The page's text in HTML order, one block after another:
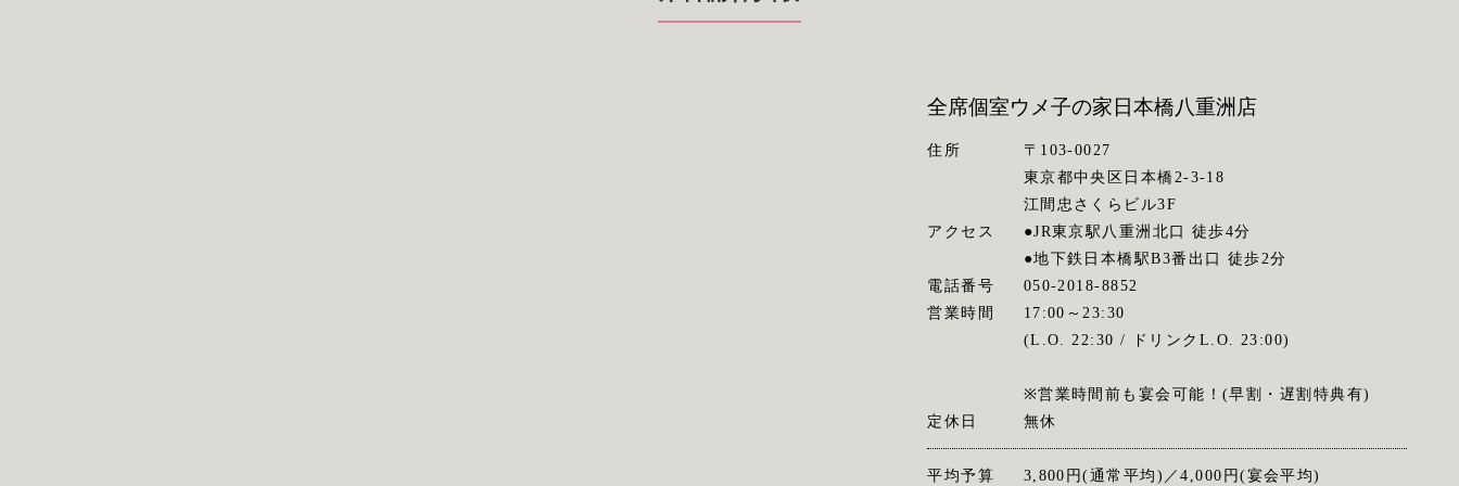
全席個室ウメ子の家 日本橋八重洲店
住所
〒103-0027
東京都中央区日本橋2-3-18
江間忠さくらビル3F
アクセス
●JR東京駅八重洲北口 徒歩4分
●地下鉄日本橋駅B3番出口 徒歩2分
電話番号
050-2018-8852
営業時間
17:00～23:30
(L.O. 22:30 / ドリンクL.O. 23:00)
※営業時間前も宴会可能！(早割・遅割特典有)
定休日
無休
平均予算 3,800円(通常平均)／4,000円(宴会平均)